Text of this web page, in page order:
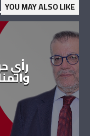
YOU MAY ALSO LIKE
رأي